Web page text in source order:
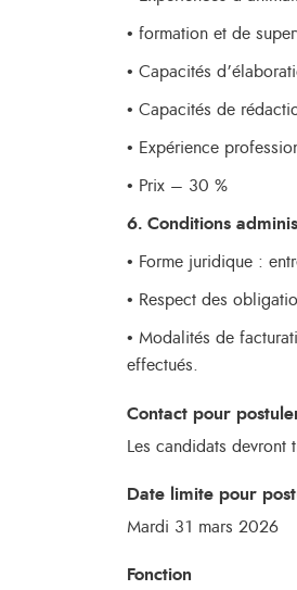
• formation et de
• Capacités
• Capacités de
• Expérience
• Prix – 30 %
6. Conditions
• Forme juridique :
• Respect des
• Modalités de
effectués.
Contact pour
Les candidats
Date limite pour
Mardi 31 mars 2026
Fonction